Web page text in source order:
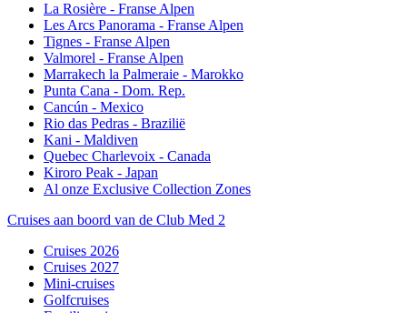
La Rosière - Franse Alpen
Les Arcs Panorama - Franse Alpen
Tignes - Franse Alpen
Valmorel - Franse Alpen
Marrakech la Palmeraie - Marokko
Punta Cana - Dom. Rep.
Cancún - Mexico
Rio das Pedras - Brazilië
Kani - Maldiven
Quebec Charlevoix - Canada
Kiroro Peak - Japan
Al onze Exclusive Collection Zones
Cruises aan boord van de Club Med 2
Cruises 2026
Cruises 2027
Mini-cruises
Golfcruises